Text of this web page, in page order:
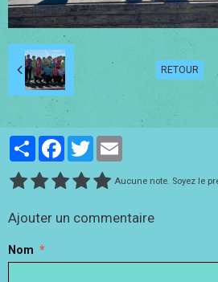
RETOUR
PartagerFacebookTwitter
Aucune note. Soyez le
Ajouter un commentaire
Nom